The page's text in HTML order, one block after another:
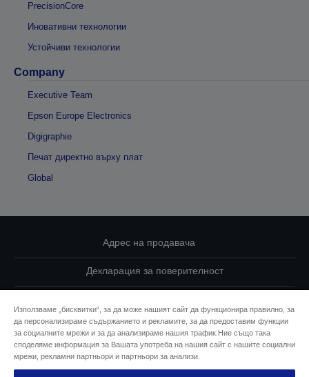
PrecisionCore
Иновативни технологии
Устойчиви технологии
Company
Executive Team
Epson Europe Electronics
Digigraphie
Печат директно върху плат
Global
Адрес на продавача
Декларация за поверителност
Свържете се с нас за Вашите данни
Информация за бисквитките
Използваме „бисквитки“, за да може нашият сайт да функционира правилно, за
да персонализираме съдържанието и рекламите, за да предоставим функции
за социалните мрежи и за да анализираме нашия трафик.Ние също така
споделяме информация за Вашата употреба на нашия сайт с нашите социални
мрежи, рекламни партньори и партньори за анализи.